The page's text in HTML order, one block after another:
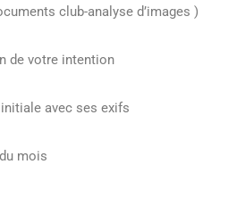
club-analyse d’images )
de votre intention
avec ses exifs
mois